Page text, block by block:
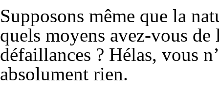
Supposons même que la
quels moyens avez-vous
défaillances ? Hélas, vous
absolument rien.